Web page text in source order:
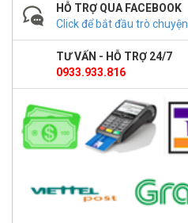
HỖ TRỢ QUA FACEBOOK
Click để bắt đầu trò chuyện
TƯ VẤN - HỖ TRỢ 24/7
0933.933.816